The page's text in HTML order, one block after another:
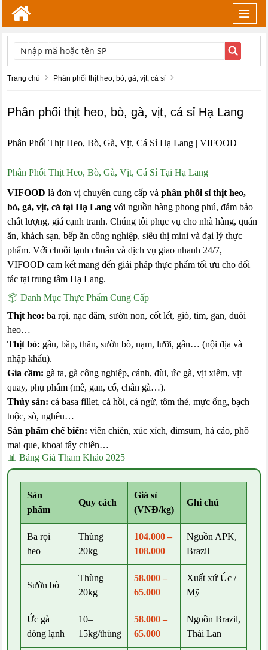
TÌM KIẾM
Trang chủ Phân phối thịt heo, bò, gà, vịt, cá sỉ
Phân phối thịt heo, bò, gà, vịt, cá sỉ Hạ Lang
Phân Phối Thịt Heo, Bò, Gà, Vịt, Cá Sỉ Hạ Lang | VIFOOD
Phân Phối Thịt Heo, Bò, Gà, Vịt, Cá Sỉ Tại Hạ Lang
VIFOOD là đơn vị chuyên cung cấp vàphân phối sỉ thịt heo,
bò, gà, vịt, cá tại Hạ Lang với nguồn hàng phong phú, đảm bảo
chất lượng, giá cạnh tranh. Chúng tôi phục vụ cho nhà hàng, quán
ăn, khách sạn, bếp ăn công nghiệp, siêu thị mini và đại lý thực
phẩm. Với chuỗi lạnh chuẩn và dịch vụ giao nhanh 24/7,
VIFOOD cam kết mang đến giải pháp thực phẩm tối ưu cho đối
tác tại trung tâm Hạ Lang.
📦 Danh Mục Thực Phẩm Cung Cấp
Thịt heo: ba rọi, nạc dăm, sườn non, cốt lết, giò, tim, gan, đuôi
heo…
Thịt bò: gầu, bắp, thăn, sườn bò, nạm, lưỡi, gân… (nội địa và
nhập khẩu).
Gia cầm: gà ta, gà công nghiệp, cánh, đùi, ức gà, vịt xiêm, vịt
quay, phụ phẩm (mề, gan, cổ, chân gà…).
Thủy sản: cá basa fillet, cá hồi, cá ngừ, tôm thẻ, mực ống, bạch
tuộc, sò, nghêu…
Sản phẩm chế biến: viên chiên, xúc xích, dimsum, há cảo, phô
mai que, khoai tây chiên…
📊 Bảng Giá Tham Khảo 2025
Sản
phẩm
Quy cách
Giá sỉ
(VNĐ/kg)
Ghi chú
Ba rọi
heo
Thùng
20kg
104.000 –
108.000
Nguồn APK,
Brazil
Sườn bò
Thùng
20kg
58.000 –
65.000
Xuất xứ Úc /
Mỹ
Ức gà
đông lạnh
10–
15kg/thùng
58.000 –
65.000
Nguồn Brazil,
Thái Lan